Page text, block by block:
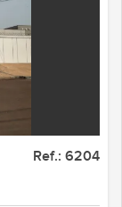
Ref.: 6204